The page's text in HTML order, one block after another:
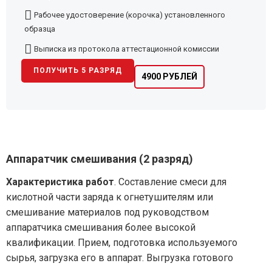
Рабочее удостоверение (корочка) установленного
образца
Выписка из протокола аттестационной комиссии
4900 РУБЛЕЙ
ПОЛУЧИТЬ 5 РАЗРЯД
Аппаратчик смешивания (2 разряд)
Характеристика работ. Составление смеси для
кислотной части заряда к огнетушителям или
смешивание материалов под руководством
аппаратчика смешивания более высокой
квалификации. Прием, подготовка используемого
сырья, загрузка его в аппарат. Выгрузка готового